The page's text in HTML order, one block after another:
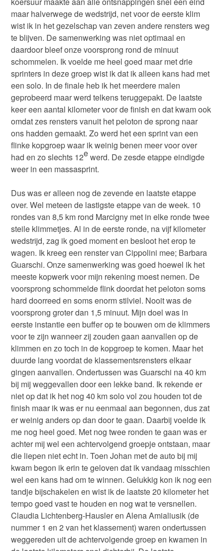
maar halverwege de wedstrijd, net voor de eerste klim
wist ik in het gezelschap van zeven andere rensters weg
te blijven. De samenwerking was niet optimaal en
daardoor bleef onze voorsprong rond de minuut
schommelen. Ik voelde me heel goed maar met drie
sprinters in deze groep wist ik dat ik alleen kans had met
een solo. In de finale heb ik het meerdere malen
geprobeerd maar werd telkens teruggepakt. De laatste
keer een aantal kilometer voor de finish en dat kwam ook
omdat zes rensters vanuit het peloton de sprong naar
ons hadden gemaakt. Zo werd het een sprint van een
flinke kopgroep waar ik weinig benen meer voor over
had en zo slechts 12ewerd. De zesde etappe eindigde
weer in een massasprint.
Dus was er alleen nog de zevende en laatste etappe
over. Wel meteen de lastigste etappe van de week. 10
rondes van 8,5 km rond Marcigny met in elke ronde twee
steile klimmetjes. Al in de eerste ronde, na vijf kilometer
wedstrijd, zag ik goed moment en besloot het erop te
wagen. Ik kreeg een renster van Cippolini mee; Barbara
Guarschi. Onze samenwerking was goed hoewel ik het
meeste kopwerk voor mijn rekening moest nemen. De
voorsprong schommelde flink doordat het peloton soms
hard doorreed en soms enorm stilviel. Nooit was de
voorsprong groter dan 1,5 minuut. Mijn doel was in
eerste instantie een buffer op te bouwen om de klimmers
voor te zijn wanneer zij zouden gaan aanvallen op de
klimmen en zo toch in de kopgroep te komen. Maar het
duurde lang voordat de klassementsrensters elkaar
gingen aanvallen. Ondertussen was Guarschi na 40 km
bij mij weggevallen door een lekke band. Ik rekende er
niet op dat ik het nog 40 km solo vol zou houden tot de
finish maar ik was er nu eenmaal aan begonnen, dus zat
er weinig anders op dan door te gaan. Daarbij voelde ik
me nog heel goed. Met nog twee ronden te gaan was er
achter mij wel een achtervolgend groepje ontstaan, maar
die liepen niet echt in. Toen Johan met de auto bij mij
kwam begon ik erin te geloven dat ik vandaag misschien
wel een kans had om te winnen. Gelukkig kon ik nog een
tandje bijschakelen en wist ik de laatste 20 kilometer het
tempo goed vast te houden en nog wat te versnellen.
Claudia Lichtenberg-Hausler en Alena Amialiusik (de
nummer 1 en 2 van het klassement) waren ondertussen
weggereden uit de achtervolgende groep en kwamen in